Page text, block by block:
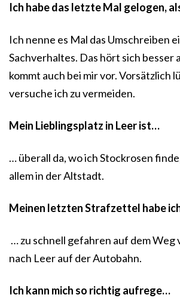
Ich habe das letzte Mal gelogen,
Ich nenne es Mal das Umschreiben
Sachverhaltes. Das hört sich besser
kommt auch bei mir vor. Vorsätzlich
versuche ich zu vermeiden.
Mein Lieblingsplatz in Leer ist…
… überall da, wo ich Stockrosen
allem in der Altstadt.
Meinen letzten Strafzettel habe
… zu schnell gefahren auf dem Weg
nach Leer auf der Autobahn.
Ich kann mich so richtig aufrege…